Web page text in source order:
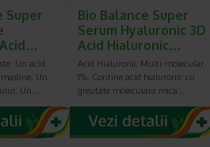
Super
Un acid
Un
Un…
Bio Balance Super
Serum Hyaluronic 3D
Acid Hialuronic…
Acid Hialuronic Multi-molecular
1%: Contine acid hialuronic cu
greutate moleculara mica…